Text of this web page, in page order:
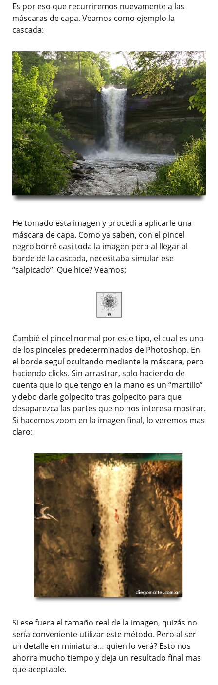
Es por eso que recurriremos nuevamente a las
máscaras de capa. Veamos como ejemplo la
cascada:
He tomado esta imagen y procedí a aplicarle una
máscara de capa. Como ya saben, con el pincel
negro borré casi toda la imagen pero al llegar al
borde de la cascada, necesitaba simular ese
“salpicado”. Que hice? Veamos:
Cambié el pincel normal por este tipo, el cual es uno
de los pinceles predeterminados de Photoshop. En
el borde seguí ocultando mediante la máscara, pero
haciendo clicks. Sin arrastrar, solo haciendo de
cuenta que lo que tengo en la mano es un “martillo”
y debo darle golpecito tras golpecito para que
desaparezca las partes que no nos interesa mostrar.
Si hacemos zoom en la imagen final, lo veremos mas
claro:
Si ese fuera el tamaño real de la imagen, quizás no
sería conveniente utilizar este método. Pero al ser
un detalle en miniatura… quien lo verá? Esto nos
ahorra mucho tiempo y deja un resultado final mas
que aceptable.